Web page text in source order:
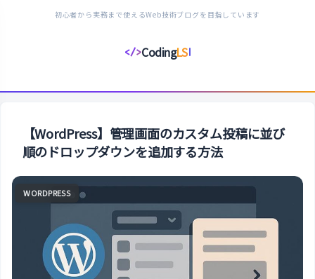
初心者から実務まで使えるWeb技術ブログを目指しています
</>CodingLS
コ
デ
ン
グ
ス
タ
イ
ル
【WordPress】管理画面のカスタム投稿に並び
順のドロップダウンを追加する方法
WORDPRESS